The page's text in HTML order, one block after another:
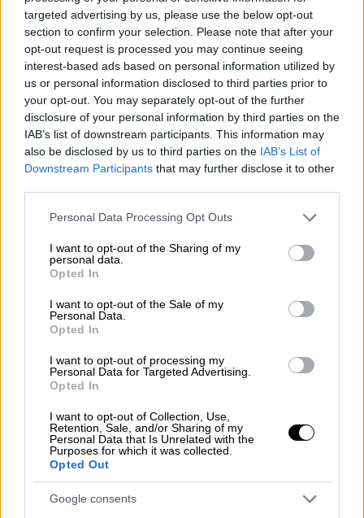
targeted advertising by us, please use the below opt-out
section to confirm your selection. Please note that after your
opt-out request is processed you may continue seeing
interest-based ads based on personal information utilized by
us or personal information disclosed to third parties prior to
your opt-out. You may separately opt-out of the further
disclosure of your personal information by third parties on the
IAB’s list of downstream participants. This information may
also be disclosed by us to third parties on the IAB’s List of
Downstream Participants that may further disclose it to other
Please note that this website/app uses one or more Google
not limited to your visit or usage behaviour. You may click to
grant or deny consent to Google and its third-party tags to
use your data for below specified purposes in below Google
consent section.
Personal Data Processing Opt Outs
I want to opt-out of the Sharing of my
personal data.
Opted In
I want to opt-out of the Sale of my
Personal Data.
Opted In
I want to opt-out of processing my
Personal Data for Targeted Advertising.
Opted In
I want to opt-out of Collection, Use,
Retention, Sale, and/or Sharing of my
Personal Data that Is Unrelated with the
Purposes for which it was collected.
Opted Out
Google consents
Μητσοτάκης: Το αίτημα για
αυτοδυναμία συνδέεται με την ανάγκη
να έχουμε σταθερή κυβέρνηση - Tι είπε
Την ρητορική περί αυτοδυναμίας
επαναφέρει ο πρωθυπουργός Κυριάκος
Μητσοτάκης